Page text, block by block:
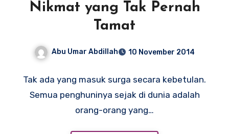
Nikmat yang Tak Pernah
Tamat
Abu Umar Abdillah 10 November 2014
Tak ada yang masuk surga secara kebetulan.
Semua penghuninya sejak di dunia adalah
orang-orang yang…